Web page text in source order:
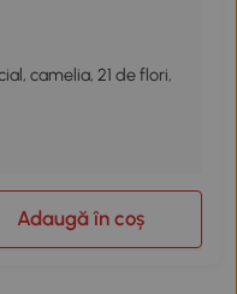
camelia, 21 de flori,
Adaugă în coș